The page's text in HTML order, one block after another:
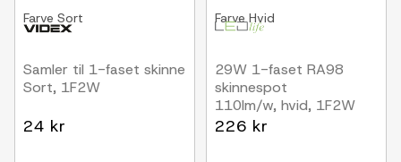
Farve Sort
Samler til 1-faset skinne
Sort, 1F2W
24 kr
FarveHvid
29W 1-faset RA98
skinnespot
110lm/w, hvid, 1F2W
226 kr